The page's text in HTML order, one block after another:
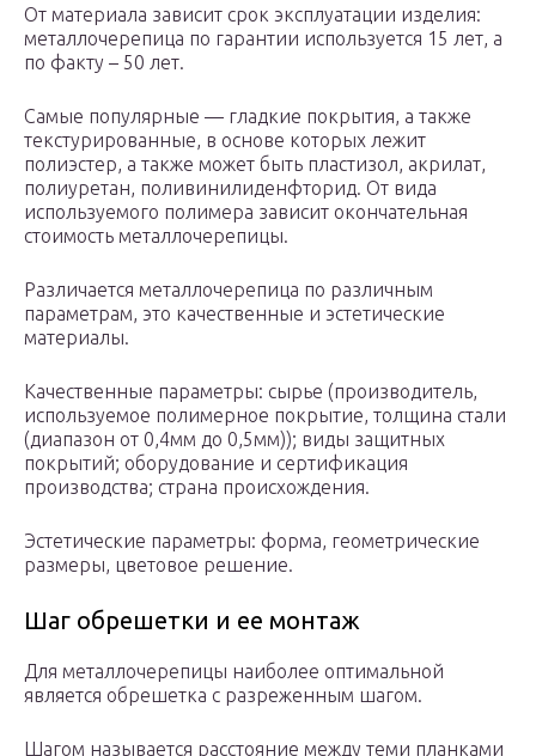
От материала зависит срок эксплуатации изделия:
металлочерепица по гарантии используется 15 лет, а
по факту – 50 лет.
Самые популярные — гладкие покрытия, а также
текстурированные, в основе которых лежит
полиэстер, а также может быть пластизол, акрилат,
полиуретан, поливинилиденфторид. От вида
используемого полимера зависит окончательная
стоимость металлочерепицы.
Различается металлочерепица по различным
параметрам, это качественные и эстетические
материалы.
Качественные параметры: сырье (производитель,
используемое полимерное покрытие, толщина стали
(диапазон от 0,4мм до 0,5мм)); виды защитных
покрытий; оборудование и сертификация
производства; страна происхождения.
Эстетические параметры: форма, геометрические
размеры, цветовое решение.
Шаг обрешетки и ее монтаж
Для металлочерепицы наиболее оптимальной
является обрешетка с разреженным шагом.
Шагом называется расстояние между теми планками